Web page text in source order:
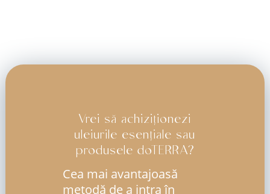
Vrei să achiziționezi
uleiurile esențiale sau
produsele doTERRA?
Cea mai avantajoasă
metodă de a intra în